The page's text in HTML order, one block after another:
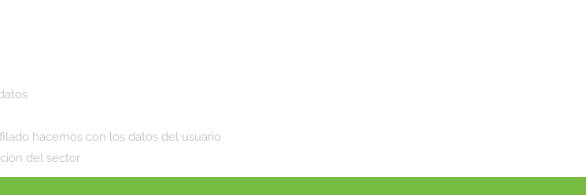
hacemos con los datos del usuario
del sector